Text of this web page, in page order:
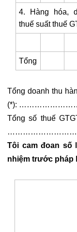
4. Hàng hóa,
thuế suất thuế
Tổng
Tổng doanh thu
(*):
Tổng số thuế
Tôi cam đoan số
nhiệm trước pháp